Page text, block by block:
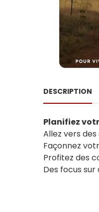
DESCRIPTION
Planifiez
Allez vers
Façonnez
Profitez des
Des focus